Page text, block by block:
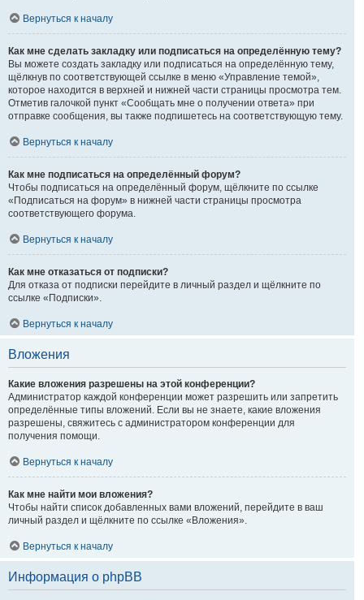
Вернуться к началу
Как мне сделать закладку или подписаться на определённую тему?
Вы можете создать закладку или подписаться на определённую тему,
щёлкнув по соответствующей ссылке в меню «Управление темой»,
которое находится в верхней и нижней части страницы просмотра тем.
Отметив галочкой пункт «Сообщать мне о получении ответа» при
отправке сообщения, вы также подпишетесь на соответствующую тему.
Вернуться к началу
Как мне подписаться на определённый форум?
Чтобы подписаться на определённый форум, щёлкните по ссылке
«Подписаться на форум» в нижней части страницы просмотра
соответствующего форума.
Вернуться к началу
Как мне отказаться от подписки?
Для отказа от подписки перейдите в личный раздел и щёлкните по
ссылке «Подписки».
Вернуться к началу
Вложения
Какие вложения разрешены на этой конференции?
Администратор каждой конференции может разрешить или запретить
определённые типы вложений. Если вы не знаете, какие вложения
разрешены, свяжитесь с администратором конференции для
получения помощи.
Вернуться к началу
Как мне найти мои вложения?
Чтобы найти список добавленных вами вложений, перейдите в ваш
личный раздел и щёлкните по ссылке «Вложения».
Вернуться к началу
Информация о phpBB